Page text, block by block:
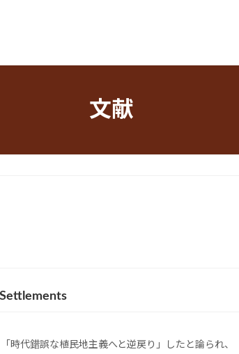
文献
時代錯誤な植民地主義へと逆戻り」したと論られ、